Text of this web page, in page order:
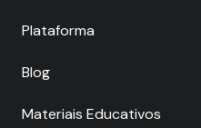
Plataforma
Blog
Materiais Educativos